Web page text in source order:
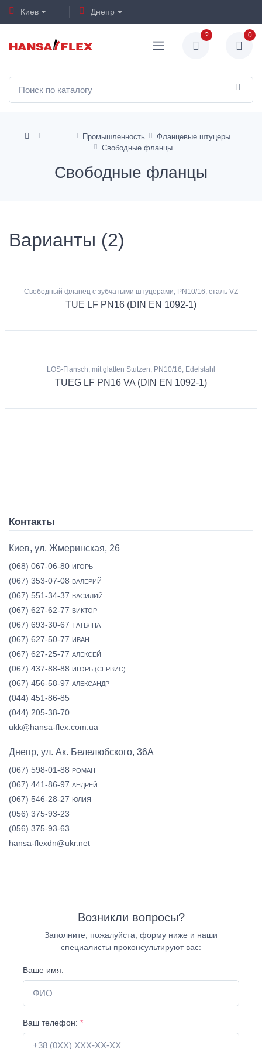
Киев Днепр
? 0
Промышленность
Фланцевые штуцеры
Свободные фланцы
Свободные фланцы
Варианты (2)
Свободный фланец с зубчатыми штуцерами, PN10/16, сталь VZ
TUE LF PN16 (DIN EN 1092-1)
LOS-Flansch, mit glatten Stutzen, PN10/16, Edelstahl
TUEG LF PN16 VA (DIN EN 1092-1)
Контакты
Киев, ул. Жмеринская, 26
(068) 067-06-80 ИГОРЬ
(067) 353-07-08 ВАЛЕРИЙ
(067) 551-34-37 ВАСИЛИЙ
(067) 627-62-77 ВИКТОР
(067) 693-30-67 ТАТЬЯНА
(067) 627-50-77 ИВАН
(067) 627-25-77 АЛЕКСЕЙ
(067) 437-88-88 ИГОРЬ (СЕРВИС)
(067) 456-58-97 АЛЕКСАНДР
(044) 451-86-85
(044) 205-38-70
ukk@hansa-flex.com.ua
Днепр, ул. Ак. Белелюбского, 36А
(067) 598-01-88 РОМАН
(067) 441-86-97 АНДРЕЙ
(067) 546-28-27 ЮЛИЯ
(056) 375-93-23
(056) 375-93-63
hansa-flexdn@ukr.net
Возникли вопросы?
Заполните, пожалуйста, форму ниже и наши
специалисты проконсультируют вас:
Ваше имя:
Ваш телефон: *